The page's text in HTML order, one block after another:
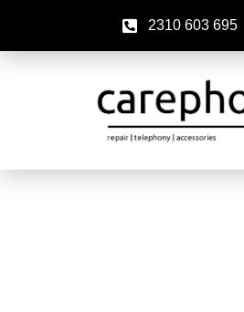
2310 603 695